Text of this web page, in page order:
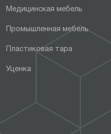
Медицинская мебель
Промышленная мебель
Пластиковая тара
Уценка